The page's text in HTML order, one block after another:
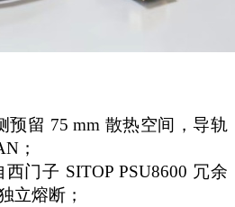
留 75 mm 散热空间，导轨
；
门子 SITOP PSU8600 冗余
立熔断；